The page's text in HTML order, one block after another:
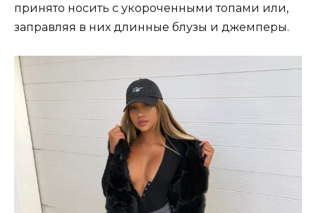
принято носить с укороченными топами или,
заправляя в них длинные блузы и джемперы.